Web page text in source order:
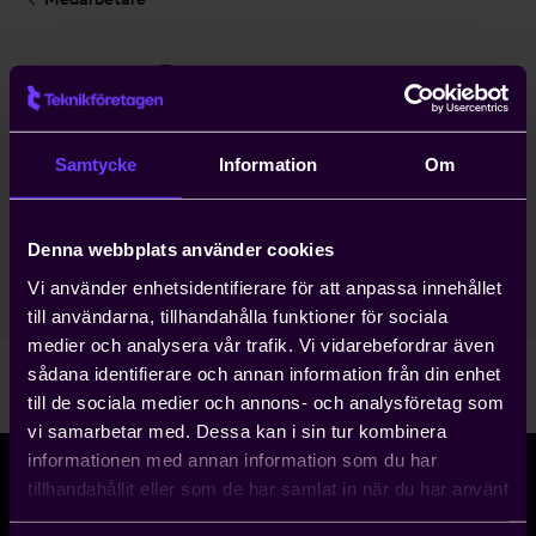
Samtycke Information Om
Denna webbplats använder cookies
Vi använder enhetsidentifierare för att anpassa innehållet
till användarna, tillhandahålla funktioner för sociala
medier och analysera vår trafik. Vi vidarebefordrar även
sådana identifierare och annan information från din enhet
till de sociala medier och annons- och analysföretag som
vi samarbetar med. Dessa kan i sin tur kombinera
informationen med annan information som du har
tillhandahållit eller som de har samlat in när du har använt
Kent Stadler
Rådgivare Arbetsmiljö
Arbetsgivarfrågor
08-782 08 24
kent.stadler@teknikforetagen.se